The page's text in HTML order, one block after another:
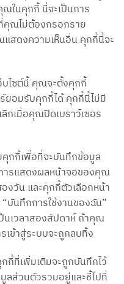
ณในคุกกี้ นี่จะเป็นการ
คุณไม่ต้องกรอกราย
แสดงความเห็นอื่น คุกกี้นี้จะ
ไซต์นี้ คุณจะตั้งคุกกี้
ยอมรับคุกกี้ได้ คุกกี้นี้ไม่มี
กเมื่อคุณปิดเบราว์เซอร
คุกกี้เพื่อที่จะบันทึกข้อมูล
ารแสดงผลหน้าจอของคุณ
งวัน และคุกกี้ตัวเลือกหน้า
บันทึกการใช้งานของฉัน”
นเวลาสองสัปดาห์ ถ้าคุณ
ข้าสู่ระบบจะถูกลบทิ้ง
กี้ที่เพิ่มเติมจะถูกบันทึกไว้
ลส่วนตัวรวมอยู่และชี้ไปที่